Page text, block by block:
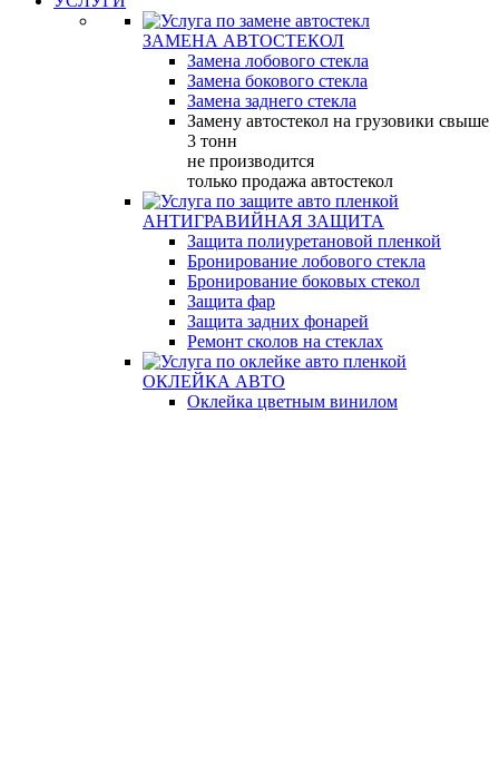
ЗАМЕНА АВТОСТЕКОЛ
Замена лобового стекла
Замена бокового стекла
Замена заднего стекла
Замену автостекол на грузовики свыше
3 тонн
не производится
только продажа автостекол
АНТИГРАВИЙНАЯ ЗАЩИТА
Защита полиуретановой пленкой
Бронирование лобового стекла
Бронирование боковых стекол
Защита фар
Защита задних фонарей
Ремонт сколов на стеклах
ОКЛЕЙКА АВТО
Оклейка цветным винилом